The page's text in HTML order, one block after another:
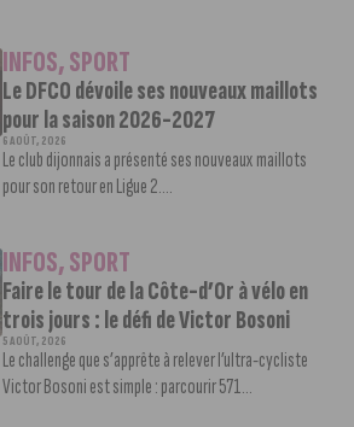
INFOS,SPORT
Le DFCO dévoile ses nouveaux maillots
pour la saison 2026-2027
6 AOÛT, 2026
Le club dijonnais a présenté ses nouveaux maillots
pour son retour en Ligue 2....
INFOS,SPORT
Faire le tour de la Côte-d’Or à vélo en
trois jours : le défi de Victor Bosoni
5 AOÛT, 2026
Le challenge que s’apprête à relever l’ultra-cycliste
Victor Bosoni est simple : parcourir 571...